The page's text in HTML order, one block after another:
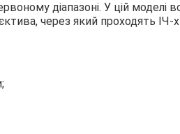
діапазоні. У цій моделі
через який проходять ІЧ-